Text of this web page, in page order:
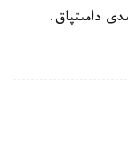
دامىتپاق.